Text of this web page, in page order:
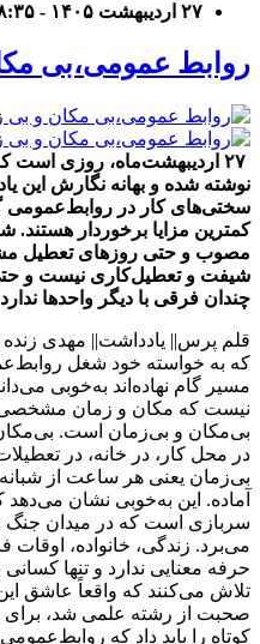
۲۷ اردیبهشت ۱۴۰۵ - ۸:۳۵
روابط عمومی،بی
۲۷ اردیبهشت‌ماه، روزی است
نوشته شده و بهانه نگارش این
سختی‌های کار در روابط‌عمومی
کمترین مزایا برخوردار
مصوب و حتی روزهای تعطیل
شیفت و تعطیل‌کاری نیست و حتی
چندان فرقی با دیگر واحدها
قلم پرس|| یادداشت|| مهدی
که به خواسته خود شغل
مسیر گام نهاده‌اند به‌خوبی
نیست که مکان و زمان مشخصی
بی‌مکان و بی‌زمان است.
در محل کار، در خانه، در
بی‌زمان یعنی هر ساعت از
آماده. این به‌خوبی نشان می‌دهد
سربازی است که در میدان جنگ
می‌برد. زندگی، خانواده،
حرفه معنایی ندارد و تنها
تلاش می‌کنند که واقعاً عاشق
صحبت از رشته علمی شد، برای